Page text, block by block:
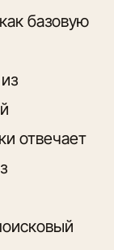
базовую
отвечает